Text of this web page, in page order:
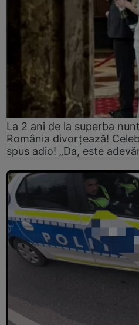
La 2 ani de la superba
România divorțează!
spus adio! „Da, este